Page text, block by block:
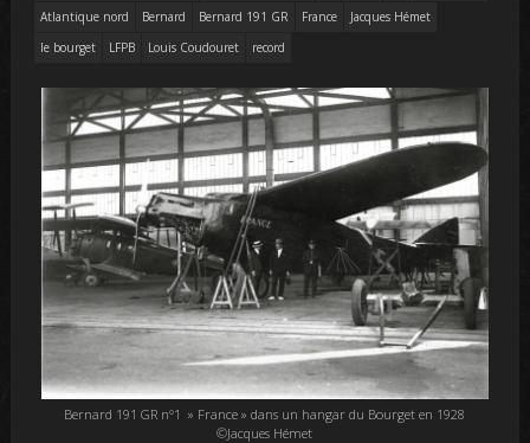
Atlantique nord
Bernard Bernard 191 GR France
Jacques Hémet
le bourget
LFPB Louis Coudouret record
Bernard 191 GR n°1 » France » dans un hangar du Bourget en 1928
©Jacques Hémet